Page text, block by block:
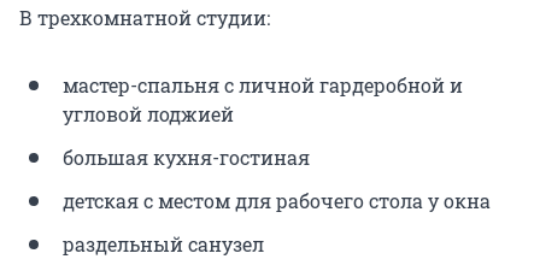
В трехкомнатной студии:
мастер-спальня с личной гардеробной и
угловой лоджией
большая кухня-гостиная
детская с местом для рабочего стола у окна
раздельный санузел